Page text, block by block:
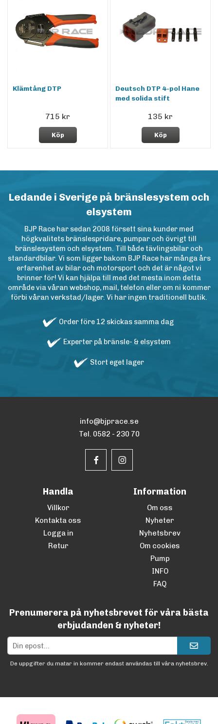
Klämtång DTP
715 kr
Köp
Deutsch DTP 4-pol Hane
med solida stift
135 kr
Köp
Ledande i Sverige på bränslesystem och
elsystem
BJP Race har sedan 2008 försett sina kunder med
högkvalitets bränslespridare, pumpar och övrigt till
bränslesystem och elsystem. Till både tävlingsbilar och
standardbilar. Vi som ligger bakom BJP Race har många års
erfarenhet av bilar och motorsport och det är något vi
brinner för! Vi kan hjälpa till med det mesta inom detta
område via våran webshop, mail, telefon eller om ni kommer
förbi våran verkstad/lager. Vi har ingen traditionell butik.
Order före 12 skickas samma dag
Experter på bränsle- & elsystem
Stort eget lager
info@bjprace.se
Tel. 0582 - 230 70
Handla
Villkor
Kontakta oss
Logga in
Retur
Information
Om oss
Nyheter
Nyhetsbrev
Om cookies
Pump
INFO
FAQ
Prenumerera på nyhetsbrevet för våra bästa
erbjudanden & nyheter!
De uppgifter du matar in kommer endast användas till våra nyhetsbrev.